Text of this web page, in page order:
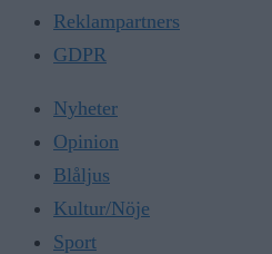
Reklampartners
GDPR
Nyheter
Opinion
Blåljus
Kultur/Nöje
Sport